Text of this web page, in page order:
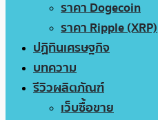
ราคา Dogecoin
ราคา Ripple (XRP)
ปฏิทินเศรษฐกิจ
บทความ
รีวิวผลิตภัณฑ์
เว็บซื้อขาย